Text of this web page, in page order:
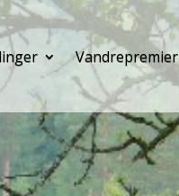
Vandrepremier